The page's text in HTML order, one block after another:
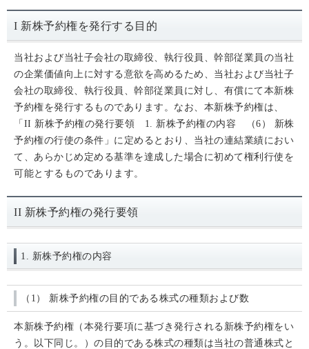
I 新株予約権を発行する目的
当社および当社子会社の取締役、執行役員、幹部従業員の当社
の企業価値向上に対する意欲を高めるため、当社および当社子
会社の取締役、執行役員、幹部従業員に対し、有償にて本新株
予約権を発行するものであります。なお、本新株予約権は、
「II 新株予約権の発行要領 1. 新株予約権の内容 （6） 新株
予約権の行使の条件」に定めるとおり、当社の連結業績におい
て、あらかじめ定める基準を達成した場合に初めて権利行使を
可能とするものであります。
II 新株予約権の発行要領
1. 新株予約権の内容
（1） 新株予約権の目的である株式の種類および数
本新株予約権（本発行要項に基づき発行される新株予約権をい
う。以下同じ。）の目的である株式の種類は当社の普通株式と